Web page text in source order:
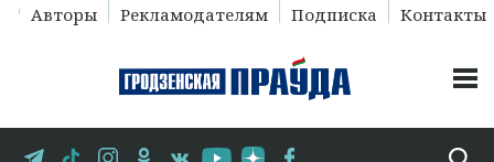
Авторы Рекламодателям Подписка Контакты